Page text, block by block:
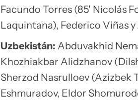
Facundo Torres (85' Nicolás
Laquintana), Federico Viñas
Uzbekistán: Abduvakhid
Khozhiakbar Alidzhanov
Sherzod Nasrulloev (Azizbek
Eshmuradov, Eldor